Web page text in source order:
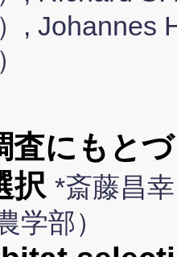
, Johannes
査にもと
択 *斎藤昌
学部）